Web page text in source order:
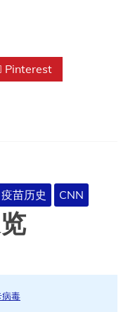
Pinterest
疫苗历史 CNN
病毒